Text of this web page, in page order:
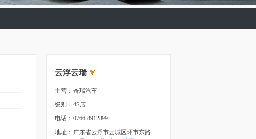
云浮云瑞
主营： 奇瑞汽车
级别： 4S店
电话： 0766-8912899
地址： 广东省云浮市云城区环市东路